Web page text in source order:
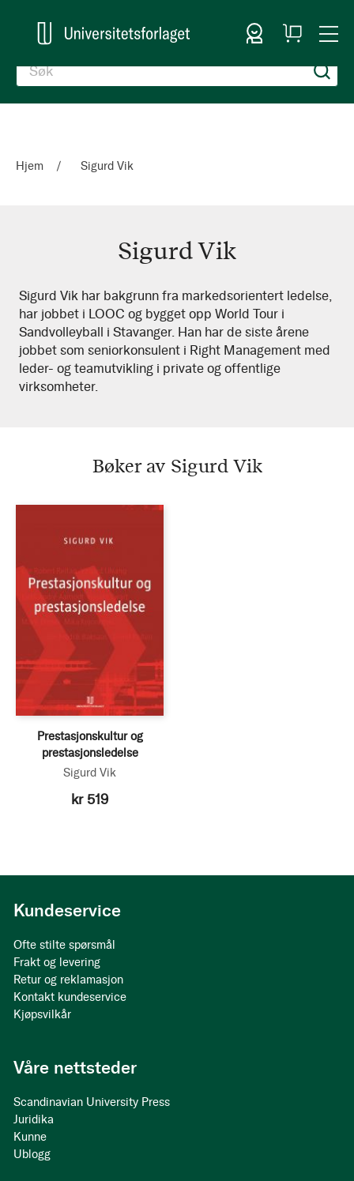
Logg inn
Handlekurv
Hjem Sigurd Vik
Sigurd Vik
Sigurd
Vik
Sigurd Vik har bakgrunn fra markedsorientert ledelse,
har jobbet i LOOC og bygget opp World Tour i
Sandvolleyball i Stavanger. Han har de siste årene
jobbet som seniorkonsulent i Right Management med
leder- og teamutvikling i private og offentlige
virksomheter.
Bøker av Sigurd Vik
Prestasjonskultur og
prestasjonsledelse
Sigurd Vik
kr 519
Kundeservice
Ofte stilte spørsmål
Frakt og levering
Retur og reklamasjon
Kontakt kundeservice
Kjøpsvilkår
Våre nettsteder
Scandinavian University Press
Juridika
Kunne
Ublogg